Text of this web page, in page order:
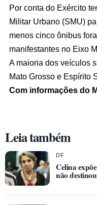
Por conta do Exército
Militar Urbano (SMU)
menos cinco ônibus
manifestantes no Eixo
A maioria dos veículos
Mato Grosso e Espírito
Com informações do
Leia também
DF
Celina
não